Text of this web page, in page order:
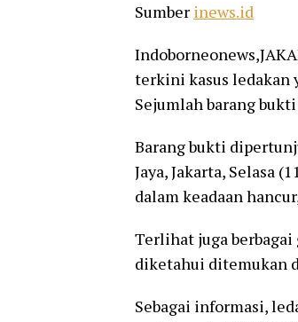
Sumber inews.id
terkini kasus ledakan
Sejumlah barang
Barang bukti
Jaya, Jakarta, Selasa
dalam keadaan
Terlihat juga
diketahui ditemukan
Sebagai informasi,